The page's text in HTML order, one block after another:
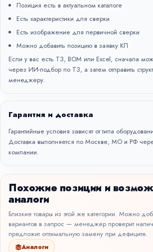
Позиция есть в актуальном каталоге
Есть характеристики для сверки
Есть изображение для первичной сверки
Можно добавить позицию в заявку КП
Если у вас есть ТЗ, BOM или Excel, сначала
через ИИ-подбор по ТЗ, а затем отправить
менеджеру.
Гарантия и доставка
Гарантийные условия зависят от типа
Доставка выполняется по Москве, МО и РФ
компании.
Похожие позиции и
аналоги
Близкие товары из этой же категории. Можно
вариантов в запрос — менеджер проверит
предложит оптимальную замену при дефиците.
Аналоги